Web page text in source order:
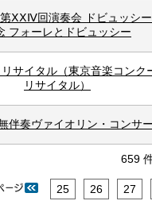
ⅩⅩⅣ回演奏会 ドビュッシ
フォーレとドビュッシー
サイタル（東京音楽コンク
リサイタル）
伴奏ヴァイオリン・コンサ
659
25 26 27